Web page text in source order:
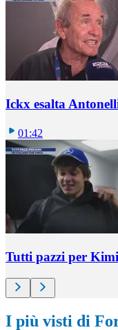
Ickx esalta
01:42
Tutti pazzi per Kimi
I più visti di